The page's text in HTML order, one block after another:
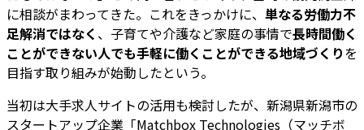
に相談がまわってきた。これをきっかけに、 単なる労働力不
足解消ではなく 、子育てや介護など家庭の事情で長時間働く
ことができない人でも手軽に働くことができる地域づくりを
目指す取り組みが始動したという。
当初は大手求人サイトの活用も検討したが、新潟県新潟市の
スタートアップ企業「Matchbox Technologies（マッチボ